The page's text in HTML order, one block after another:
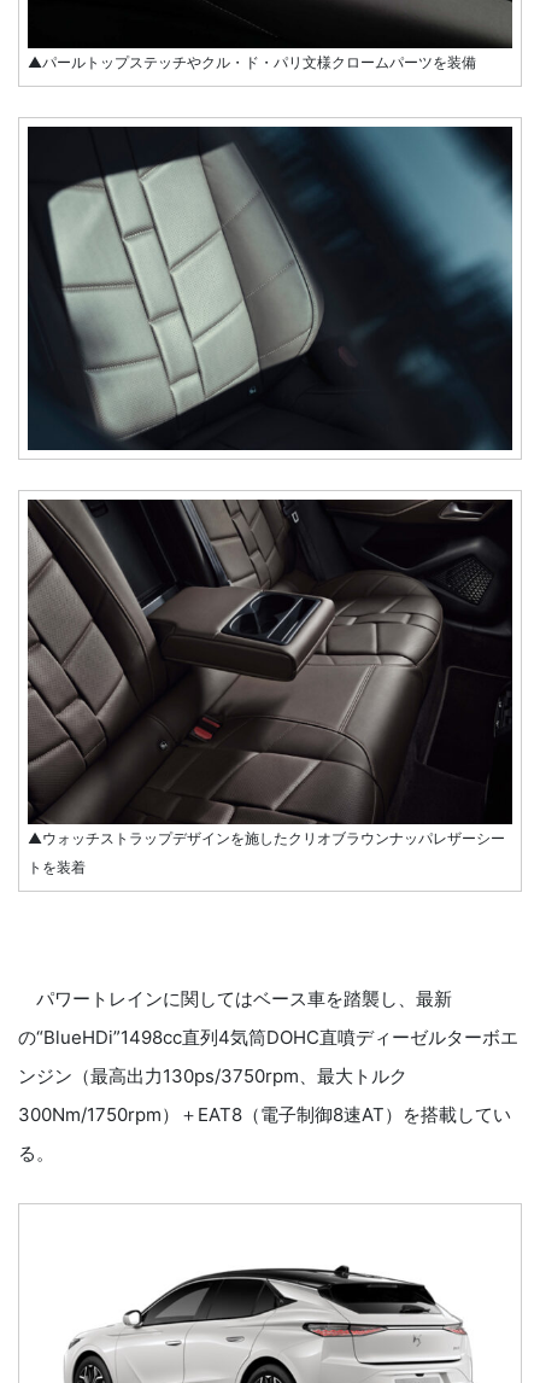
▲パールトップステッチやクル・ド・パリ文様クロームパーツを装備
▲ウォッチストラップデザインを施したクリオブラウンナッパレザーシー
トを装着
パワートレインに関してはベース車を踏襲し、最新
の“BlueHDi”1498cc直列4気筒DOHC直噴ディーゼルターボエ
ンジン（最高出力130ps/3750rpm、最大トルク
300Nm/1750rpm）＋EAT8（電子制御8速AT）を搭載してい
る。